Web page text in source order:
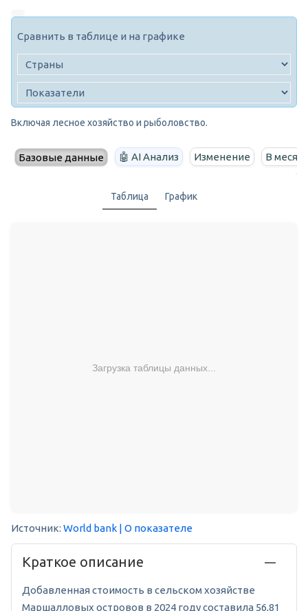
Сравнить в таблице и на графике
Включая лесное хозяйство и рыболовство.
Базовые данные 🤖 AI Анализ Изменение В месяц
Таблица График
Загрузка таблицы данных...
Источник: World bank | О показателе
Краткое описание
Добавленная стоимость в сельском хозяйстве
Маршалловых островов в 2024 году составила 56,81